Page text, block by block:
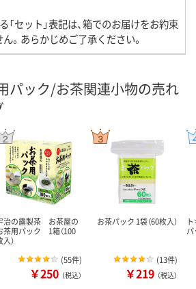
「セット」表記は、箱でのお届けをお約束
。あらかじめご了承ください。
パック/お茶関連小物の売れ
治の露製茶 お茶屋の
茶用パック 1箱（100
入）
(55件)
￥250 （税込）
お茶パック 1袋（60枚入）
(13件)
￥219 （税込）